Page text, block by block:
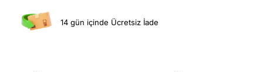
14 gün içinde Ücretsiz İade